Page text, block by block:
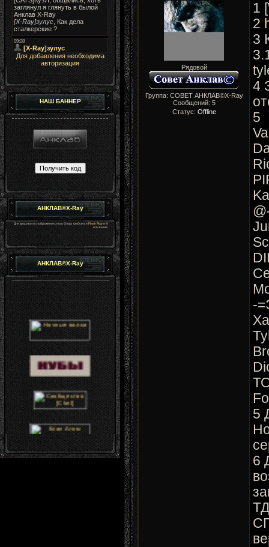
Для добавления необходима
авторизация
НАШ БАННЕР
АНКЛАВ©X-Ray
Для красивого отображения этого блока требуетсяFlash Player 9
или выше.
АНКЛАВ©X-Ray
Рядовой
Группа: СОВЕТ АНКЛАВ©X-Ray
Сообщений: 5
Статус: Offline
1
2
3
4
5
-
5
6